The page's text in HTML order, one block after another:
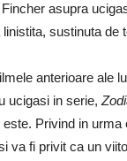
asupra
sustinuta de
anterioare ale
ucigasi in serie,
Privind in
va fi privit ca un